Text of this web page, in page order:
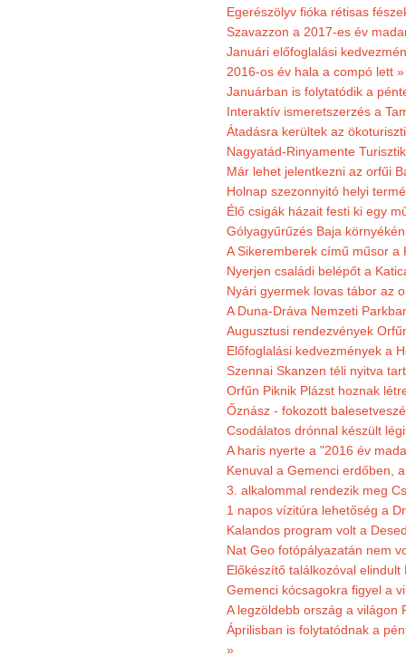
Egerészölyv fióka rétisas
Szavazzon a 2017-es év
Januári előfoglalási
2016-os év hala a compó lett »
Januárban is folytatódik a
Interaktív ismeretszerzés a
Átadásra kerültek az
Nagyatád-Rinyamente
Már lehet jelentkezni az orfűi
Holnap szezonnyitó helyi
Élő csigák házait festi ki egy
Gólyagyűrűzés Baja
A Sikeremberek című műsor a
Nyerjen családi belépőt a
Nyári gyermek lovas tábor az
A Duna-Dráva Nemzeti
Augusztusi rendezvények
Előfoglalási kedvezmények a
Szennai Skanzen téli nyitva
Orfűn Piknik Plázst hoznak
Őznász - fokozott
Csodálatos drónnal készült
A haris nyerte a "2016 év
Kenuval a Gemenci erdőben,
3. alkalommal rendezik meg
1 napos vízitúra lehetőség a
Kalandos program volt a
Nat Geo fotópályazatán nem
Előkészítő találkozóval
Gemenci kócsagokra figyel a
A legzöldebb ország a világon
Áprilisban is folytatódnak a
»